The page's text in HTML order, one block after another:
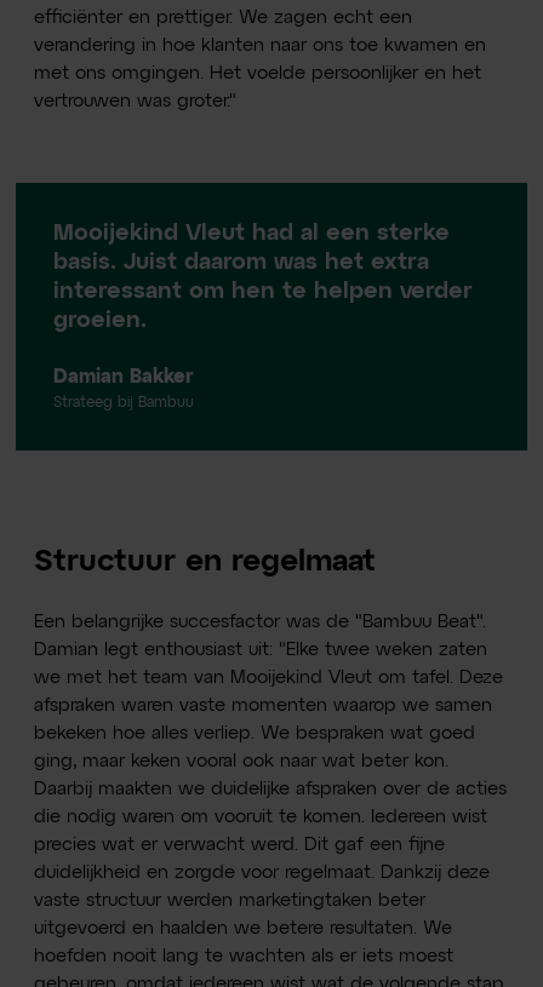
efficiënter en prettiger. We zagen echt een
verandering in hoe klanten naar ons toe kwamen en
met ons omgingen. Het voelde persoonlijker en het
vertrouwen was groter."
Mooijekind Vleut had al een sterke
basis. Juist daarom was het extra
interessant om hen te helpen verder
groeien.
Damian Bakker
Strateeg bij Bambuu
Structuur en regelmaat
Een belangrijke succesfactor was de "Bambuu Beat".
Damian legt enthousiast uit: "Elke twee weken zaten
we met het team van Mooijekind Vleut om tafel. Deze
afspraken waren vaste momenten waarop we samen
bekeken hoe alles verliep. We bespraken wat goed
ging, maar keken vooral ook naar wat beter kon.
Daarbij maakten we duidelijke afspraken over de acties
die nodig waren om vooruit te komen. Iedereen wist
precies wat er verwacht werd. Dit gaf een fijne
duidelijkheid en zorgde voor regelmaat. Dankzij deze
vaste structuur werden marketingtaken beter
uitgevoerd en haalden we betere resultaten. We
hoefden nooit lang te wachten als er iets moest